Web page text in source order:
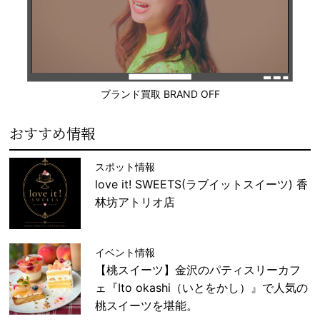
ブランド買取 BRAND OFF
おすすめ情報
スポット情報
love it! SWEETS(ラブイットスイーツ) 香
林坊アトリオ店
イベント情報
【桃スイーツ】金沢のパティスリーカフ
ェ『Ito okashi（いとをかし）』で人気の
桃スイーツを堪能。